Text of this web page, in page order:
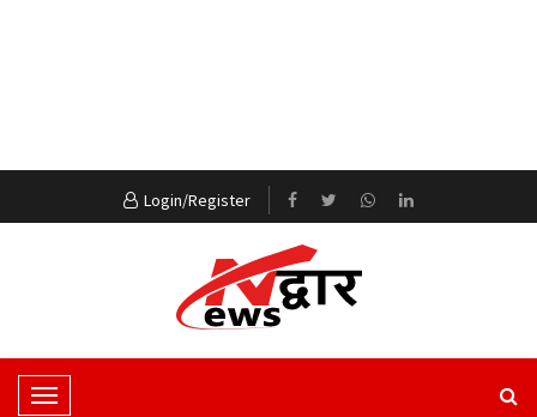
Login/Register
T